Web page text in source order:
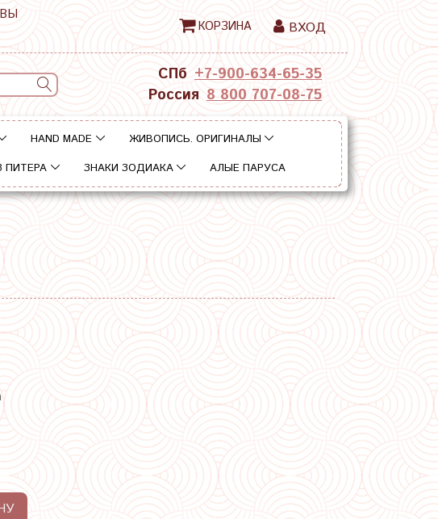
КОРЗИНА ВХОД
СПб +7-900-634-65-35
Россия 8 800 707-08-75
HAND MADE
ЖИВОПИСЬ. ОРИГИНАЛЫ
ПИТЕРА ЗНАКИ ЗОДИАКА АЛЫЕ ПАРУСА